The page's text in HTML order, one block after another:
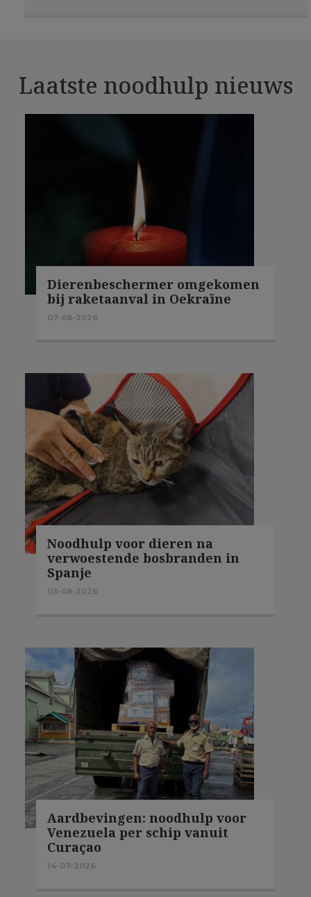
Laatste noodhulp nieuws
Dierenbeschermer omgekomen
bij raketaanval in Oekraïne
07-08-2026
Noodhulp voor dieren na
verwoestende bosbranden in
Spanje
03-08-2026
Aardbevingen: noodhulp voor
Venezuela per schip vanuit
Curaçao
14-07-2026